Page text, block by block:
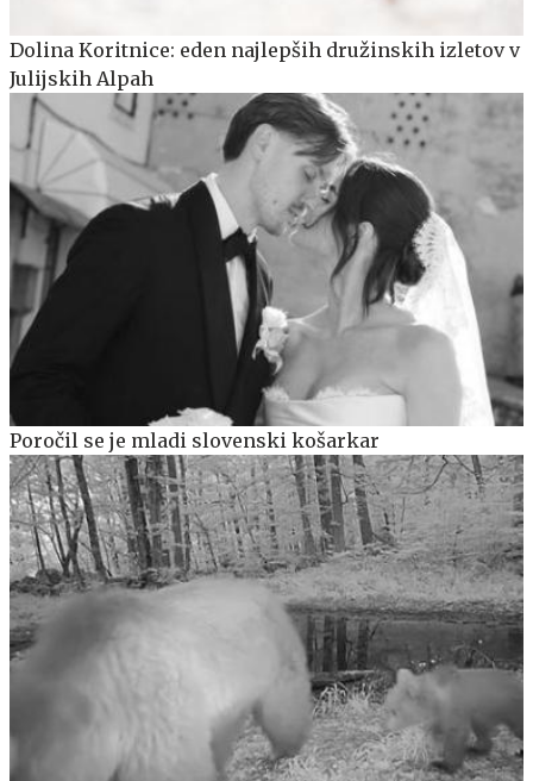
Dolina Koritnice: eden najlepših družinskih izletov v
Julijskih Alpah
Poročil se je mladi slovenski košarkar